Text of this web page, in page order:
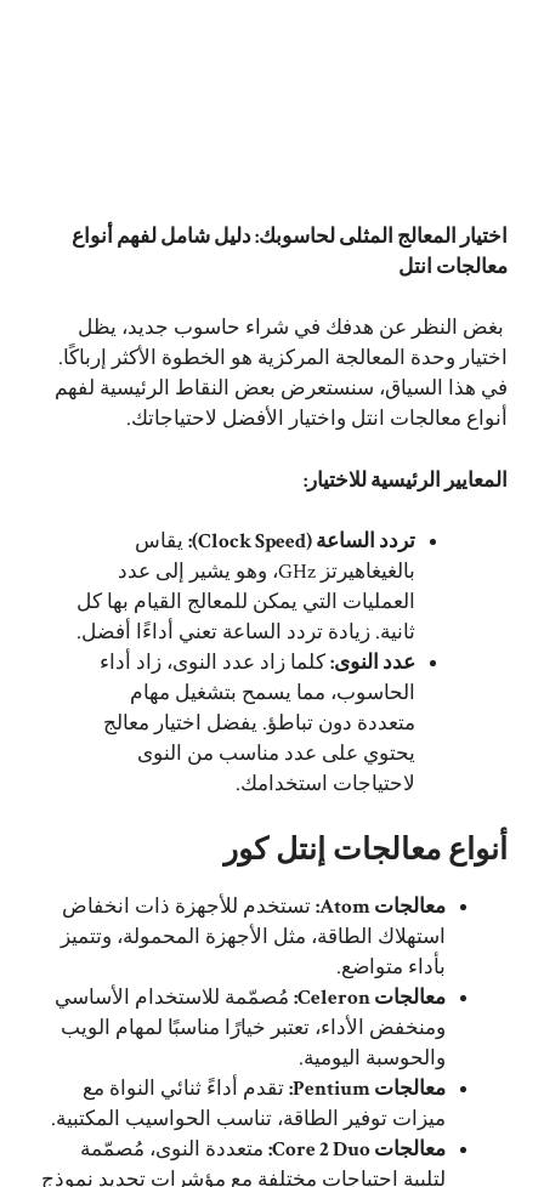
اختيار المعالج المثلى لحاسوبك: دليل شامل لفهم أنواع
معالجات انتل
بغض النظر عن هدفك في شراء حاسوب جديد، يظل
اختيار وحدة المعالجة المركزية هو الخطوة الأكثر إرباكًا.
في هذا السياق، سنستعرض بعض النقاط الرئيسية لفهم
أنواع معالجات انتل واختيار الأفضل لاحتياجاتك.
المعايير الرئيسية للاختيار:
تردد الساعة (Clock Speed):
يقاس
بالغيغاهيرتز GHz، وهو يشير إلى عدد
العمليات التي يمكن للمعالج القيام بها كل
ثانية. زيادة تردد الساعة تعني أداءًا أفضل.
عدد النوى:كلما زاد عدد النوى، زاد أداء
الحاسوب، مما يسمح بتشغيل مهام
متعددة دون تباطؤ. يفضل اختيار معالج
يحتوي على عدد مناسب من النوى
لاحتياجات استخدامك.
أنواع معالجات إنتل كور
معالجات Atom:
تستخدم للأجهزة ذات انخفاض
استهلاك الطاقة، مثل الأجهزة المحمولة، وتتميز
بأداء متواضع.
معالجات Celeron:
مُصمّمة للاستخدام الأساسي
ومنخفض الأداء، تعتبر خيارًا مناسبًا لمهام الويب
والحوسبة اليومية.
معالجات Pentium:
تقدم أداءً ثنائي النواة مع
ميزات توفير الطاقة، تناسب الحواسيب المكتبية.
معالجات Core 2 Duo:
متعددة النوى، مُصمّمة
لتلبية احتياجات مختلفة مع مؤشرات تحديد نموذج